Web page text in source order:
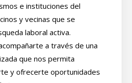
e instituciones del
y vecinas que se
laboral activa.
a través de una
que nos permita
y ofrecerte oportunidades